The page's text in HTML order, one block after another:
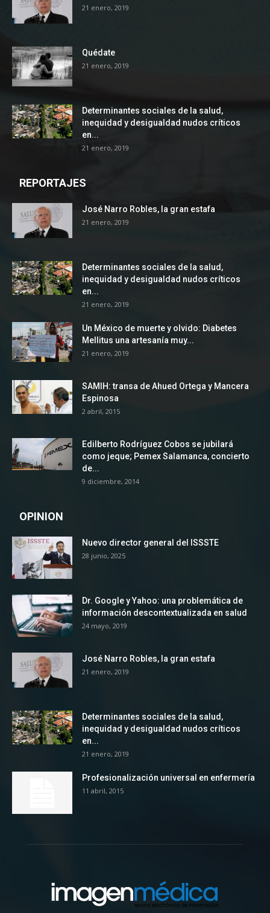
21 enero, 2019
Quédate
21 enero, 2019
Determinantes sociales de la salud,
inequidad y desigualdad nudos críticos
en...
21 enero, 2019
REPORTAJES
José Narro Robles, la gran estafa
21 enero, 2019
Determinantes sociales de la salud,
inequidad y desigualdad nudos críticos
en...
21 enero, 2019
Un México de muerte y olvido: Diabetes
Mellitus una artesanía muy...
21 enero, 2019
SAMIH: transa de Ahued Ortega y Mancera
Espinosa
2 abril, 2015
Edilberto Rodríguez Cobos se jubilará
como jeque; Pemex Salamanca, concierto
de...
9 diciembre, 2014
OPINION
Nuevo director general del ISSSTE
28 junio, 2025
Dr. Google y Yahoo: una problemática de
información descontextualizada en salud
24 mayo, 2019
José Narro Robles, la gran estafa
21 enero, 2019
Determinantes sociales de la salud,
inequidad y desigualdad nudos críticos
en...
21 enero, 2019
Profesionalización universal en enfermería
11 abril, 2015